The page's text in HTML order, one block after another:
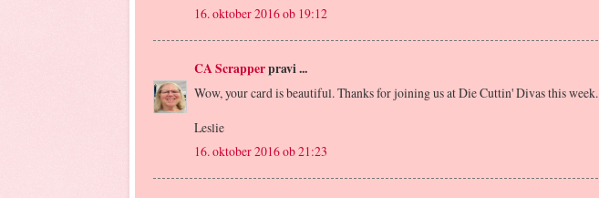
16. oktober 2016 ob 19:12
CA Scrapperpravi ...
Wow, your card is beautiful. Thanks for joining us at Die Cuttin' Divas this week.
Leslie
16. oktober 2016 ob 21:23